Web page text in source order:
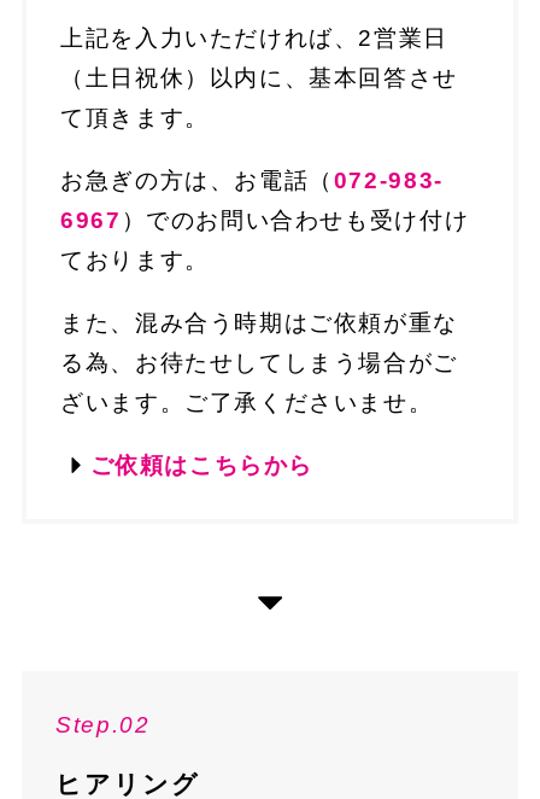
上記を入力いただければ、2営業日
（土日祝休）以内に、基本回答させ
て頂きます。
お急ぎの方は、お電話（ 072-983-
6967 ）でのお問い合わせも受け付け
ております。
また、混み合う時期はご依頼が重な
る為、お待たせしてしまう場合がご
ざいます。ご了承くださいませ。
ご依頼はこちらから
Step.02
ヒアリング